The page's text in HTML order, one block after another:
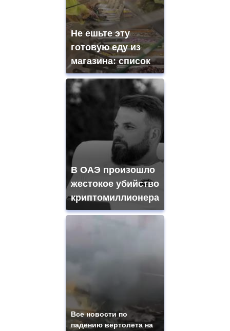
Не ешьте эту
готовую еду из
магазина: список
В ОАЭ произошло
жестокое убийство
криптомиллионера
Все новости по
падению вертолета на